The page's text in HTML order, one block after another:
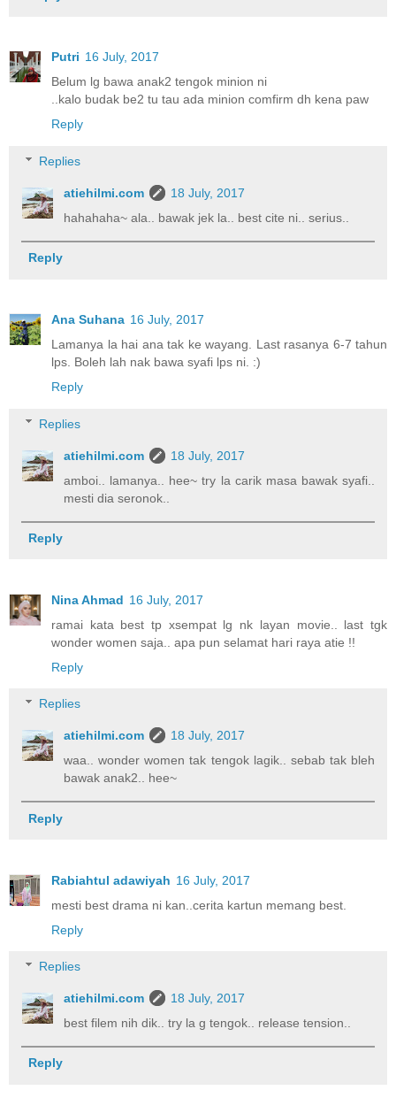
Putri 16 July, 2017
Belum lg bawa anak2 tengok minion ni
..kalo budak be2 tu tau ada minion comfirm dh kena paw
Reply
Replies
atiehilmi.com
18 July, 2017
hahahaha~ ala.. bawak jek la.. best cite ni.. serius..
Reply
Ana Suhana 16 July, 2017
Lamanya la hai ana tak ke wayang. Last rasanya 6-7 tahun
lps. Boleh lah nak bawa syafi lps ni. :)
Reply
Replies
atiehilmi.com
18 July, 2017
amboi.. lamanya.. hee~ try la carik masa bawak syafi..
mesti dia seronok..
Reply
Nina Ahmad 16 July, 2017
ramai kata best tp xsempat lg nk layan movie.. last tgk
wonder women saja.. apa pun selamat hari raya atie !!
Reply
Replies
atiehilmi.com
18 July, 2017
waa.. wonder women tak tengok lagik.. sebab tak bleh
bawak anak2.. hee~
Reply
Rabiahtul adawiyah 16 July, 2017
mesti best drama ni kan..cerita kartun memang best.
Reply
Replies
atiehilmi.com
18 July, 2017
best filem nih dik.. try la g tengok.. release tension..
Reply